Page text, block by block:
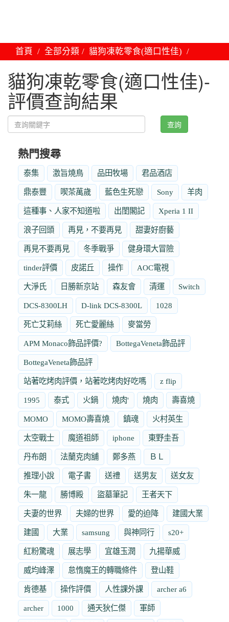
首頁 全部分類 貓狗凍乾零食(適口性佳)
貓狗凍乾零食(適口性佳)-
評價查詢結果
查詢
熱門搜尋
泰集 激旨燒鳥 品田牧場 君品酒店
鼎泰豐 喫茶萬歲 藍色生死戀 Sony 羊肉
這種事、人家不知道啦 出閨閣記 Xperia 1 II
浪子回頭 再見，不要再見 甜妻好廚藝
再見不要再見 冬季戰爭 健身環大冒險
tinder評價 皮諾丘 操作 AOC電視
大淨氏 日勝新京站 森友會 清運 Switch
DCS-8300LH D-link DCS-8300L 1028
死亡艾莉絲 死亡愛麗絲 麥當勞
APM Monaco飾品評價? BottegaVeneta飾品評
BottegaVeneta飾品評
站著吃烤肉評價，站著吃烤肉好吃嗎 z flip
1995 泰式 火鍋 燒肉' 燒肉 壽喜燒
MOMO MOMO壽喜燒 鎮魂 火村英生
太空戰士 魔道祖師 iphone 東野圭吾
丹布朗 法蘭克肉舖 鄭多燕 ＢＬ
推理小說 電子書 送禮 送男友 送女友
朱一龍 勝博殿 盜墓筆記 王者天下
夫妻的世界 夫婦的世界 愛的迫降 建國大業
建國 大業 samsung 與神同行 s20+
紅粉驚魂 展志學 宜雄玉潤 九揚華威
威均峰澤 怠惰魔王的轉職條件 登山鞋
肯德基 操作評價 人性課外課 archer a6
archer 1000 通天狄仁傑 軍師